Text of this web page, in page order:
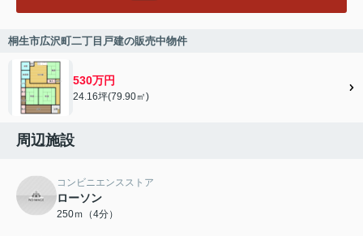
桐生市広沢町二丁目戸建の販売中物件
530万円
24.16坪(79.90㎡)
周辺施設
コンビニエンスストア
ローソン
250ｍ（4分）